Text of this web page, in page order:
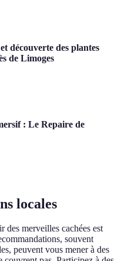
découverte des plantes
de Limoges
: Le Repaire de
locales
des merveilles cachées est
souvent
peuvent vous mener à des